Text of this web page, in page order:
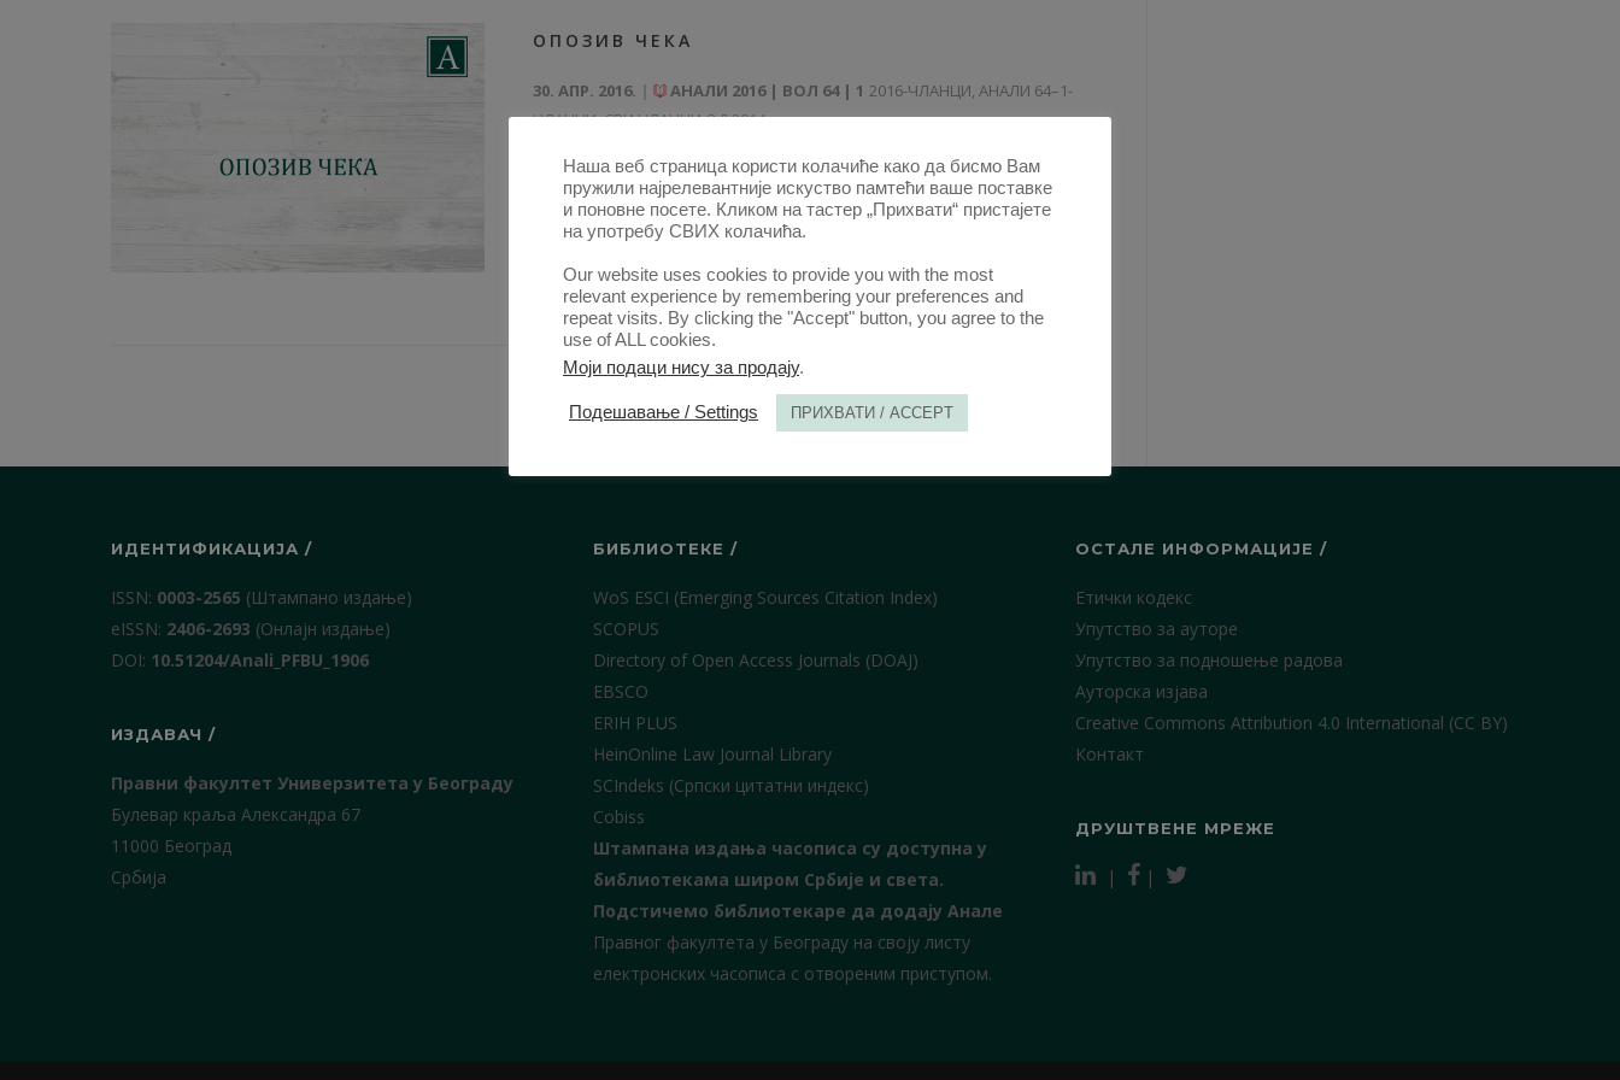
ОПОЗИВ ЧЕКА
30. АПР. 2016. АНАЛИ 2016 | ВОЛ 64 | 1 2016-ЧЛАНЦИ, АНАЛИ 64–1-
ЧЛАНЦИ,СВИ ЧЛАНЦИ ОД 2014
ИДЕНТИФИКАЦИЈА /
ISSN: 0003-2565 (Штампано издање)
еISSN: 2406-2693 (Онлајн издање)
DOI: 10.51204/Anali_PFBU_1906
ИЗДАВАЧ /
Правни факултет Универзитета у Београду
Булевар краља Александра 67
11000 Београд
Србија
БИБЛИОТЕКЕ /
WoS ESCI (Emerging Sources Citation Index)
SCOPUS
Directory of Open Access Journals (DOAJ)
EBSCO
ERIH PLUS
HeinOnline Law Journal Library
SCIndeks (Српски цитатни индекс)
Cobiss
Штампана издања часописа су доступна у
библиотекама широм Србије и света.
Подстичемо библиотекаре да додају Анале
Правног факултета у Београду на своју листу
електронских часописа с отвореним приступом.
ОСТАЛЕ ИНФОРМАЦИЈЕ /
Етички кодекс
Упутство за ауторе
Упутство за подношење радова
Ауторска изјава
Creative Commons Attribution 4.0 International (CC BY)
Контакт
ДРУШТВЕНЕ МРЕЖЕ
| |
Наша веб страница користи колачиће како да бисмо Вам
пружили најрелевантније искуство памтећи ваше поставке
и поновне посете. Кликом на тастер „Прихвати“ пристајете
на употребу СВИХ колачића.
Our website uses cookies to provide you with the most
relevant experience by remembering your preferences and
repeat visits. By clicking the "Accept" button, you agree to the
use of ALL cookies.
Моји подаци нису за продају.
Подешавање / Settings ПРИХВАТИ / ACCEPT